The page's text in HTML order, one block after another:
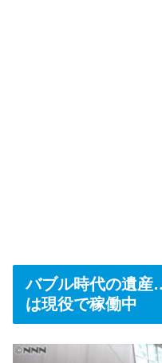
バブル時代の遺産
は現役で稼働中